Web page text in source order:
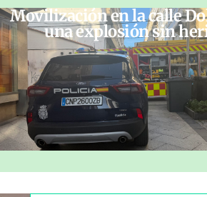
Movilización en la calle
una explosión sin